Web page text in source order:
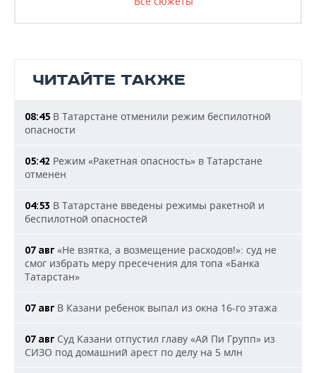
ЧИТАЙТЕ ТАКЖЕ
08:45 В Татарстане отменили режим беспилотной
опасности
05:42 Режим «Ракетная опасность» в Татарстане
отменен
04:53 В Татарстане введены режимы ракетной и
беспилотной опасностей
07 авг «Не взятка, а возмещение расходов!»: суд не
смог избрать меру пресечения для топа «Банка
Татарстан»
07 авг В Казани ребенок выпал из окна 16-го этажа
07 авг Суд Казани отпустил главу «Ай Пи Групп» из
СИЗО под домашний арест по делу на 5 млн